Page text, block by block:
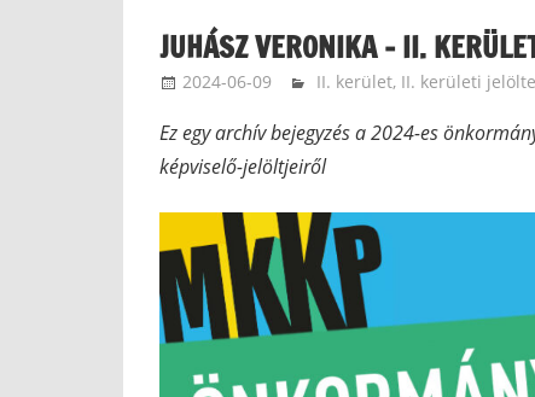
JUHÁSZ VERONIKA − II.
2024-06-09 Gárdonyi Ágnes
II. kerület, II. kerületi
Ez egy archív bejegyzés a 2024-es
képviselő-jelöltjeiről